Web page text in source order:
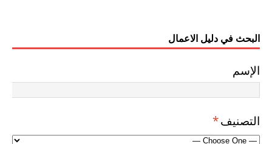
البحث في دليل الاعمال
الإسم
التصنيف*